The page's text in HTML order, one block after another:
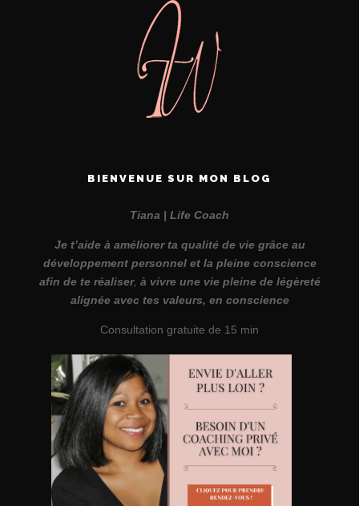
BIENVENUE SUR MON BLOG
Tiana | Life Coach
Je t’aide à améliorer ta qualité de vie grâce au
développement personnel et la pleine conscience
afin de te réaliser, à vivre une vie pleine de légèreté
alignée avec tes valeurs, en conscience
Consultation gratuite de 15 min